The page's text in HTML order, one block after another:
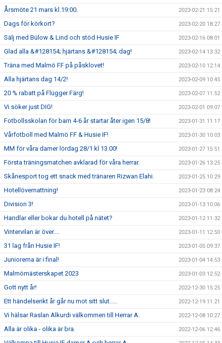
Årsmöte 21 mars kl.19:00. 2023-02-21 15:21
Dags för körkort? 2023-02-20 18:27
Sälj med Bülow & Lind och stöd Husie IF 2023-02-16 08:01
Glad alla &#128154; hjärtans &#128154; dag! 2023-02-14 13:32
Träna med Malmö FF på påsklovet! 2023-02-10 12:14
Alla hjärtans dag 14/2! 2023-02-09 10:45
20 % rabatt på Flügger Färg! 2023-02-07 11:52
Vi söker just DIG! 2023-02-01 09:07
Fotbollsskolan för barn 4-6 år startar åter igen 15/8! 2023-01-31 11:17
Vårfotboll med Malmö FF & Husie IF! 2023-01-30 10:03
MM för våra damer lördag 28/1 kl 13.00! 2023-01-27 15:51
Första träningsmatchen avklarad för våra herrar. 2023-01-26 13:25
Skånesport tog ett snack med tränaren Rizwan Elahi. 2023-01-25 10:29
Hotellövernattning! 2023-01-23 08:24
Division 3! 2023-01-13 10:06
Handlar eller bokar du hotell på nätet? 2023-01-12 11:32
Vintervilan är över.... 2023-01-11 12:50
31 lag från Husie IF! 2023-01-05 09:37
Juniorerna är i final! 2023-01-04 14:53
Malmömästerskapet 2023 2023-01-03 12:52
Gott nytt år! 2022-12-30 15:25
Ett händelserikt år går nu mot sitt slut..... 2022-12-19 11:21
Vi hälsar Raslan Alkurdi välkommen till Herrar A. 2022-12-08 10:27
Alla är olika - olika är bra. 2022-12-06 12:46